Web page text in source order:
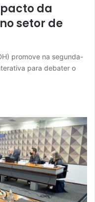
da
setor de
promove na segunda-
para debater o